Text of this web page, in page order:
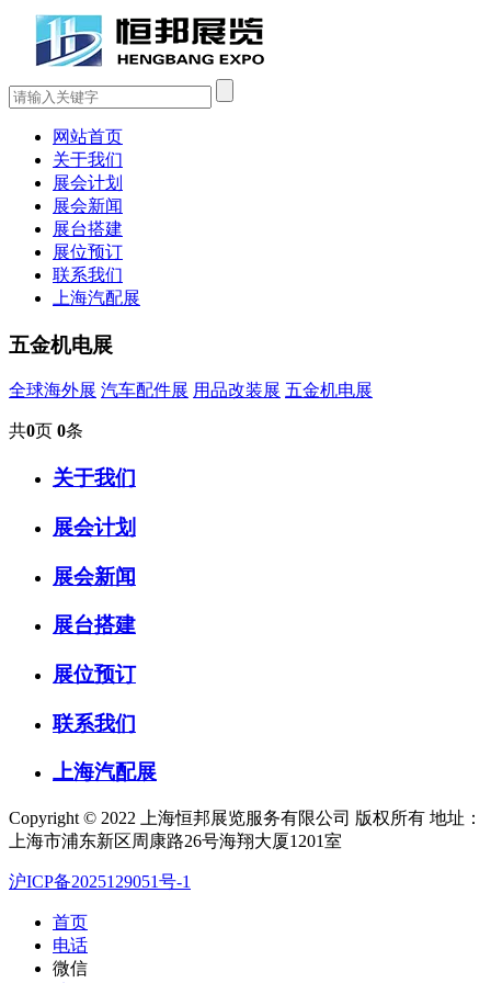
网站首页
关于我们
展会计划
展会新闻
展台搭建
展位预订
联系我们
上海汽配展
五金机电展
全球海外展 汽车配件展 用品改装展 五金机电展
共0页 0条
关于我们
展会计划
展会新闻
展台搭建
展位预订
联系我们
上海汽配展
Copyright © 2022 上海恒邦展览服务有限公司 版权所有 地址：
上海市浦东新区周康路26号海翔大厦1201室
沪ICP备2025129051号-1
首页
电话
微信